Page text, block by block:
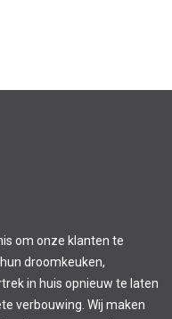
om onze klanten te
droomkeuken,
in huis opnieuw te laten
verbouwing. Wij maken